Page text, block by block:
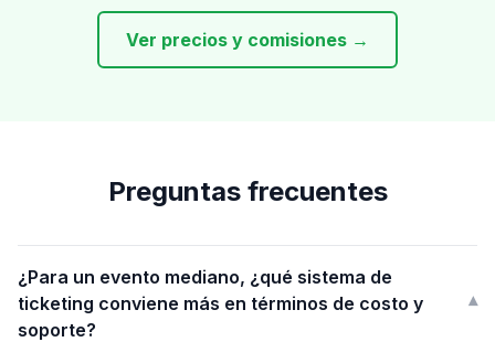
Ver precios y comisiones →
Preguntas frecuentes
¿Para un evento mediano, ¿qué sistema de
ticketing conviene más en términos de costo y
soporte?
▾